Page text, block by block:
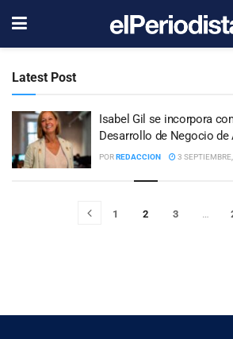
Latest Post
Isabel Gil se incorpora
Desarrollo de Negocio
PORREDACCION 3
1 2 3 …